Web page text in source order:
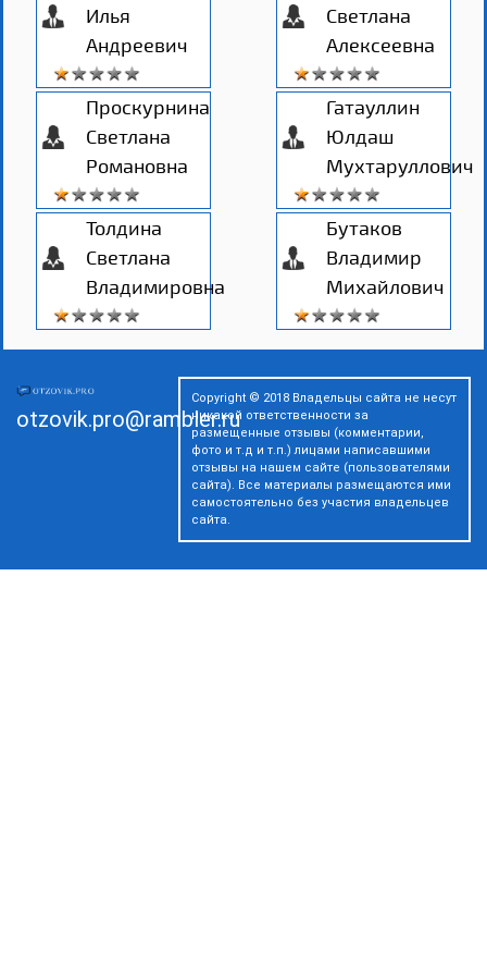
Илья
Андреевич
Проскурнина
Светлана
Романовна
Толдина
Светлана
Владимировна
Светлана
Алексеевна
Гатауллин
Юлдаш
Мухтаруллович
Бутаков
Владимир
Михайлович
otzovik.pro@rambler.ru
Copyright © 2018 Владельцы сайта не несут
никакой ответственности за
размещенные отзывы (комментарии,
фото и т.д и т.п.) лицами написавшими
отзывы на нашем сайте (пользователями
сайта). Все материалы размещаются ими
самостоятельно без участия владельцев
сайта.